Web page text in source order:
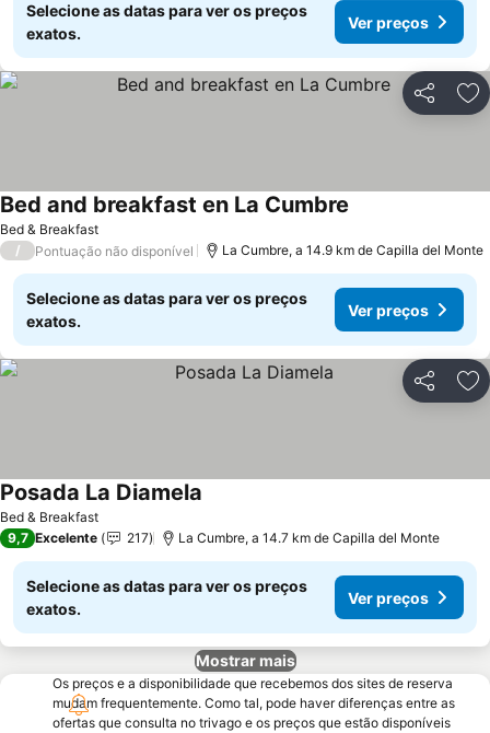
Selecione as datas para ver os preços
exatos.
Ver preços
Partilhar
Bed & Breakfast
Bed and breakfast en La Cumbre
/ Pontuação não disponível La Cumbre, a 14.9 km de Capilla del Monte
Selecione as datas para ver os preços
exatos.
Ver preços
Partilhar
Bed & Breakfast
Posada La Diamela
9,7 Excelente 217 La Cumbre, a 14.7 km de Capilla del Monte
Selecione as datas para ver os preços
exatos.
Ver preços
Mostrar mais
Os preços e a disponibilidade que recebemos dos sites de reserva
mudam frequentemente. Como tal, pode haver diferenças entre as
ofertas que consulta no trivago e os preços que estão disponíveis